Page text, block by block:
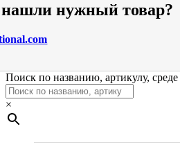
нужный товар?
Поиск по названию, артикулу,
×